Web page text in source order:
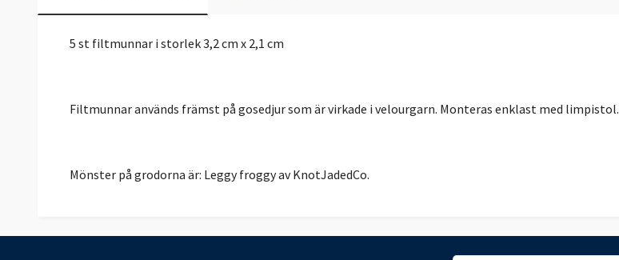
5 st filtmunnar i storlek 3,2 cm x 2,1 cm
Filtmunnar används främst på gosedjur som är virkade i velourgarn. Monteras enklast med limpistol.
Mönster på grodorna är: Leggy froggy av KnotJadedCo.